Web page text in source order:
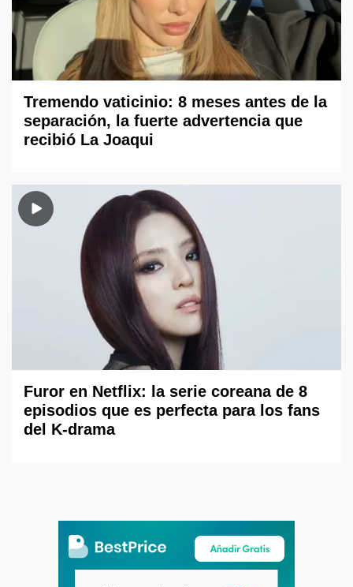
Tremendo vaticinio: 8 meses antes de la
separación, la fuerte advertencia que
recibió La Joaqui
Furor en Netflix: la serie coreana de 8
episodios que es perfecta para los fans
del K-drama